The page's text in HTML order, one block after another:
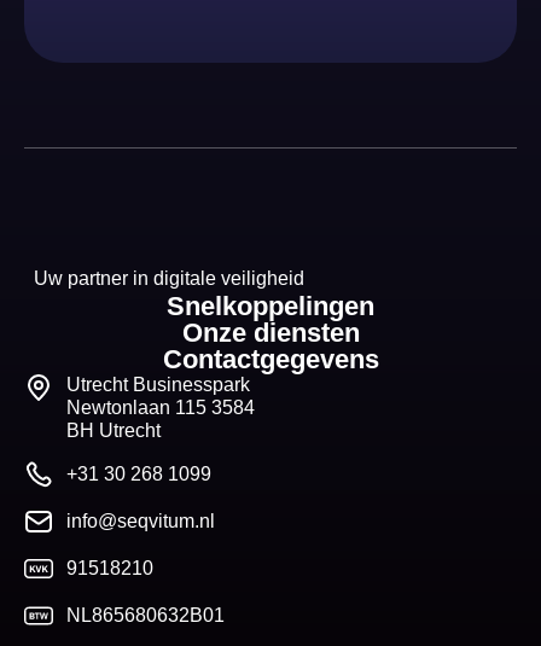
Uw partner in digitale veiligheid
Snelkoppelingen
Onze diensten
Contactgegevens
Utrecht Businesspark
Newtonlaan 115 3584
BH Utrecht
+31 30 268 1099
info@seqvitum.nl
91518210
NL865680632B01